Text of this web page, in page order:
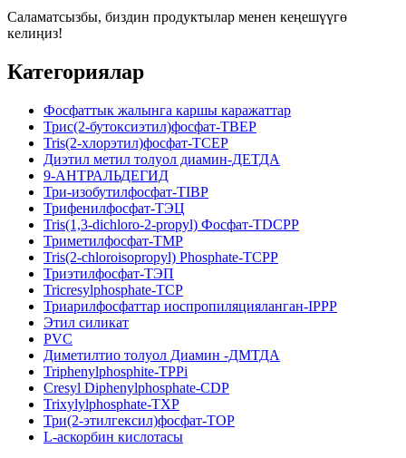
Саламатсызбы, биздин продуктылар менен кеңешүүгө
келиңиз!
Категориялар
Фосфаттык жалынга каршы каражаттар
Трис(2-бутоксиэтил)фосфат-TBEP
Tris(2-хлорэтил)фосфат-TCEP
Диэтил метил толуол диамин-ДЕТДА
9-АНТРАЛЬДЕГИД
Три-изобутилфосфат-TIBP
Трифенилфосфат-ТЭЦ
Tris(1,3-dichloro-2-propyl) Фосфат-TDCPP
Триметилфосфат-TMP
Tris(2-chloroisopropyl) Phosphate-TCPP
Триэтилфосфат-ТЭП
Tricresylphosphate-TCP
Триарилфосфаттар иоспропиляцияланган-IPPP
Этил силикат
PVC
Диметилтио толуол Диамин -ДМТДА
Triphenylphosphite-TPPi
Cresyl Diphenylphosphate-CDP
Trixylylphosphate-TXP
Три(2-этилгексил)фосфат-TOP
L-аскорбин кислотасы